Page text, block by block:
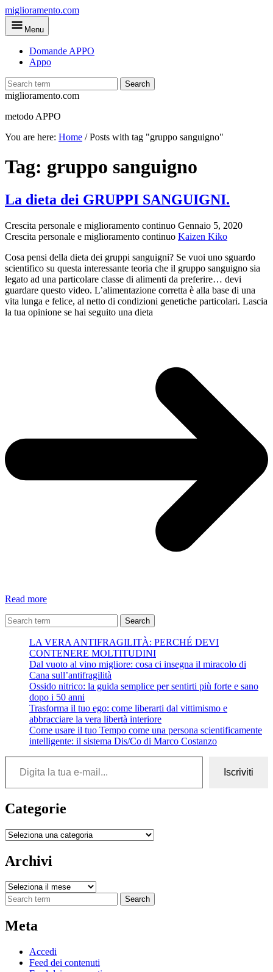
Skip
to
main
miglioramento.com
Menu
Domande APPO
Appo
Search
miglioramento.com
metodo APPO
You are here: Home /Posts with tag "gruppo sanguigno"
Tag: gruppo sanguigno
La dieta dei GRUPPI SANGUIGNI.
Crescita personale e miglioramento continuo Gennaio 5, 2020
Crescita personale e miglioramento continuo Kaizen Kiko
Cosa pensi della dieta dei gruppi sanguigni? Se vuoi uno sguardo
scientifico su questa interessante teoria che il gruppo sanguigno sia
legato ad una particolare classe di alimenti da preferire… devi
guardare questo video. L’alimentazione corretta è alla base di una
vita lunga e felice, al netto di condizioni genetiche particolari. Lascia
la tua opinione se hai seguito una dieta
Read moreLa
dei
SANGUIGNI.
Search
LA VERA ANTIFRAGILITÀ: PERCHÉ DEVI
CONTENERE MOLTITUDINI
Dal vuoto al vino migliore: cosa ci insegna il miracolo di
Cana sull’antifragilità
Ossido nitrico: la guida semplice per sentirti più forte e sano
dopo i 50 anni
Trasforma il tuo ego: come liberarti dal vittimismo e
abbracciare la vera libertà interiore
Come usare il tuo Tempo come una persona scientificamente
intelligente: il sistema Dis/Co di Marco Costanzo
Digita la tua e-mail...
Iscriviti
Categorie
Categorie
Archivi
Archivi
Search
Meta
Accedi
Feed dei contenuti